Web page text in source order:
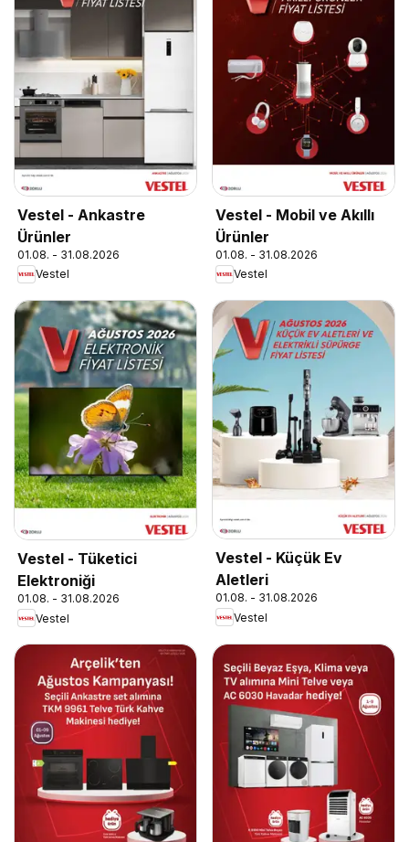
Vestel - Ankastre
Ürünler
01.08. - 31.08.2026
Vestel
Vestel - Mobil ve Akıllı
Ürünler
01.08. - 31.08.2026
Vestel
Vestel - Tüketici
Elektroniği
01.08. - 31.08.2026
Vestel
Vestel - Küçük Ev
Aletleri
01.08. - 31.08.2026
Vestel